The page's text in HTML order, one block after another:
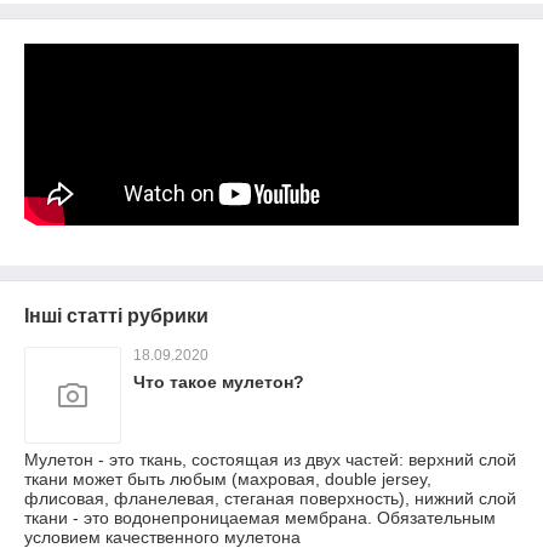
Інші статті рубрики
18.09.2020
Что такое мулетон?
Мулетон - это ткань, состоящая из двух частей: верхний слой
ткани может быть любым (махровая, double jersey,
флисовая, фланелевая, стеганая поверхность), нижний слой
ткани - это водонепроницаемая мембрана. Обязательным
условием качественного мулетона